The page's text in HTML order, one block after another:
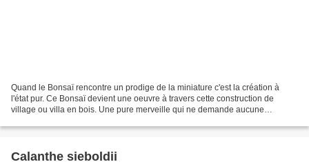
Quand le Bonsaï rencontre un prodige de la miniature c'est la création à
l'état pur. Ce Bonsaï devient une oeuvre à travers cette construction de
village ou villa en bois. Une pure merveille qui ne demande aucune
Calanthe sieboldii